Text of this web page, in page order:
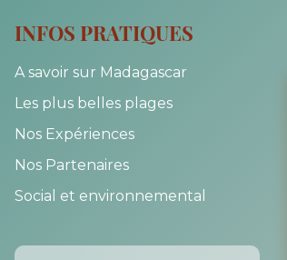
INFOS PRATIQUES
A savoir sur Madagascar
Les plus belles plages
Nos Expériences
Nos Partenaires
Social et environnemental